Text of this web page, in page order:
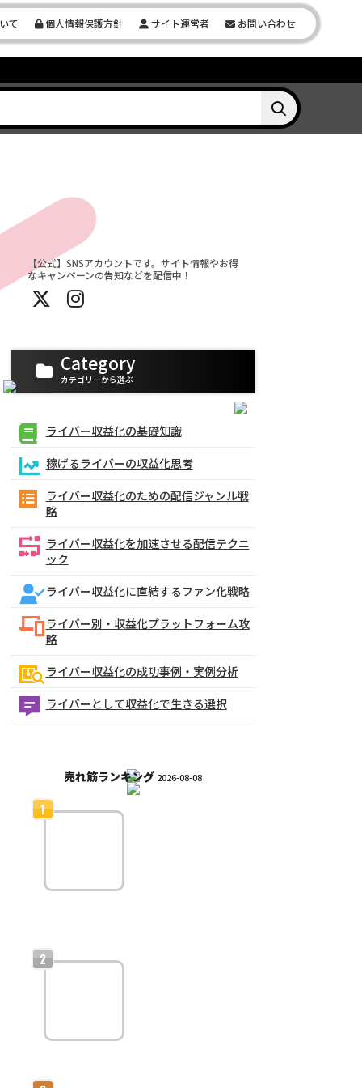
て 個人情報保護方針 サイト運営者 お問い合わせ
【公式】SNSアカウントです。サイト情報やお得
なキャンペーンの告知などを配信中！
Category
カテゴリーから選ぶ
ライバー収益化の基礎知識
稼げるライバーの収益化思考
ライバー収益化のための配信ジャンル戦
略
ライバー収益化を加速させる配信テクニ
ック
ライバー収益化に直結するファン化戦略
ライバー別・収益化プラットフォーム攻
略
ライバー収益化の成功事例・実例分析
ライバーとして収益化で生きる選択
売れ筋ランキング 2026-08-08